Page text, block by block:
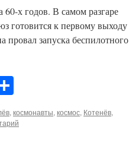
х годов. В самом разгаре
готовится к первому выходу
провал запуска беспилотного
, космонавты, космос, Котенёв,